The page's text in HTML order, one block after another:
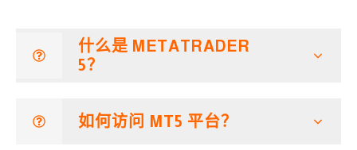
什么是 METATRADER
5？
如何访问 MT5 平台？